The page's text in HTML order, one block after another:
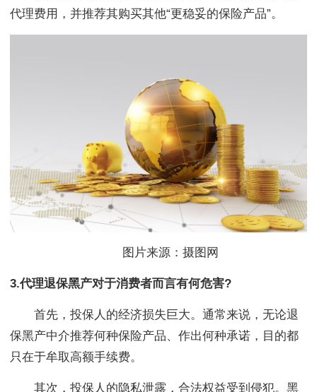
代理费用，并推荐其购买其他“更稳妥的保险产品”。
图片来源：摄图网
3.代理退保黑产对于消费者而言有何危害?
首先，投保人的经济损失巨大。通常来说，无论退
保黑产中介推荐何种保险产品、作出何种承诺，目的都
只在于牟取高额手续费。
其次，投保人的隐私泄露，合法权益受到侵犯。黑